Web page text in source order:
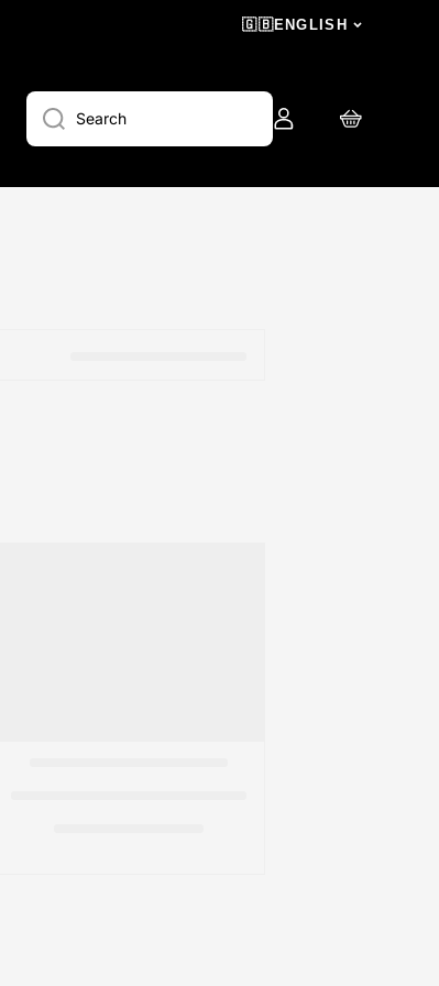
🇬🇧ENGLISH
Search
Log
in
Cart